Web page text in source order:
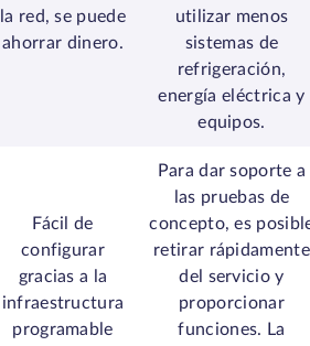
la red, se puede
ahorrar dinero.
utilizar menos
sistemas de
refrigeración,
energía eléctrica y
equipos.
Fácil de
configurar
gracias a la
infraestructura
programable
Para dar soporte a
las pruebas de
concepto, es
retirar rápidamente
del servicio y
proporcionar
funciones. La